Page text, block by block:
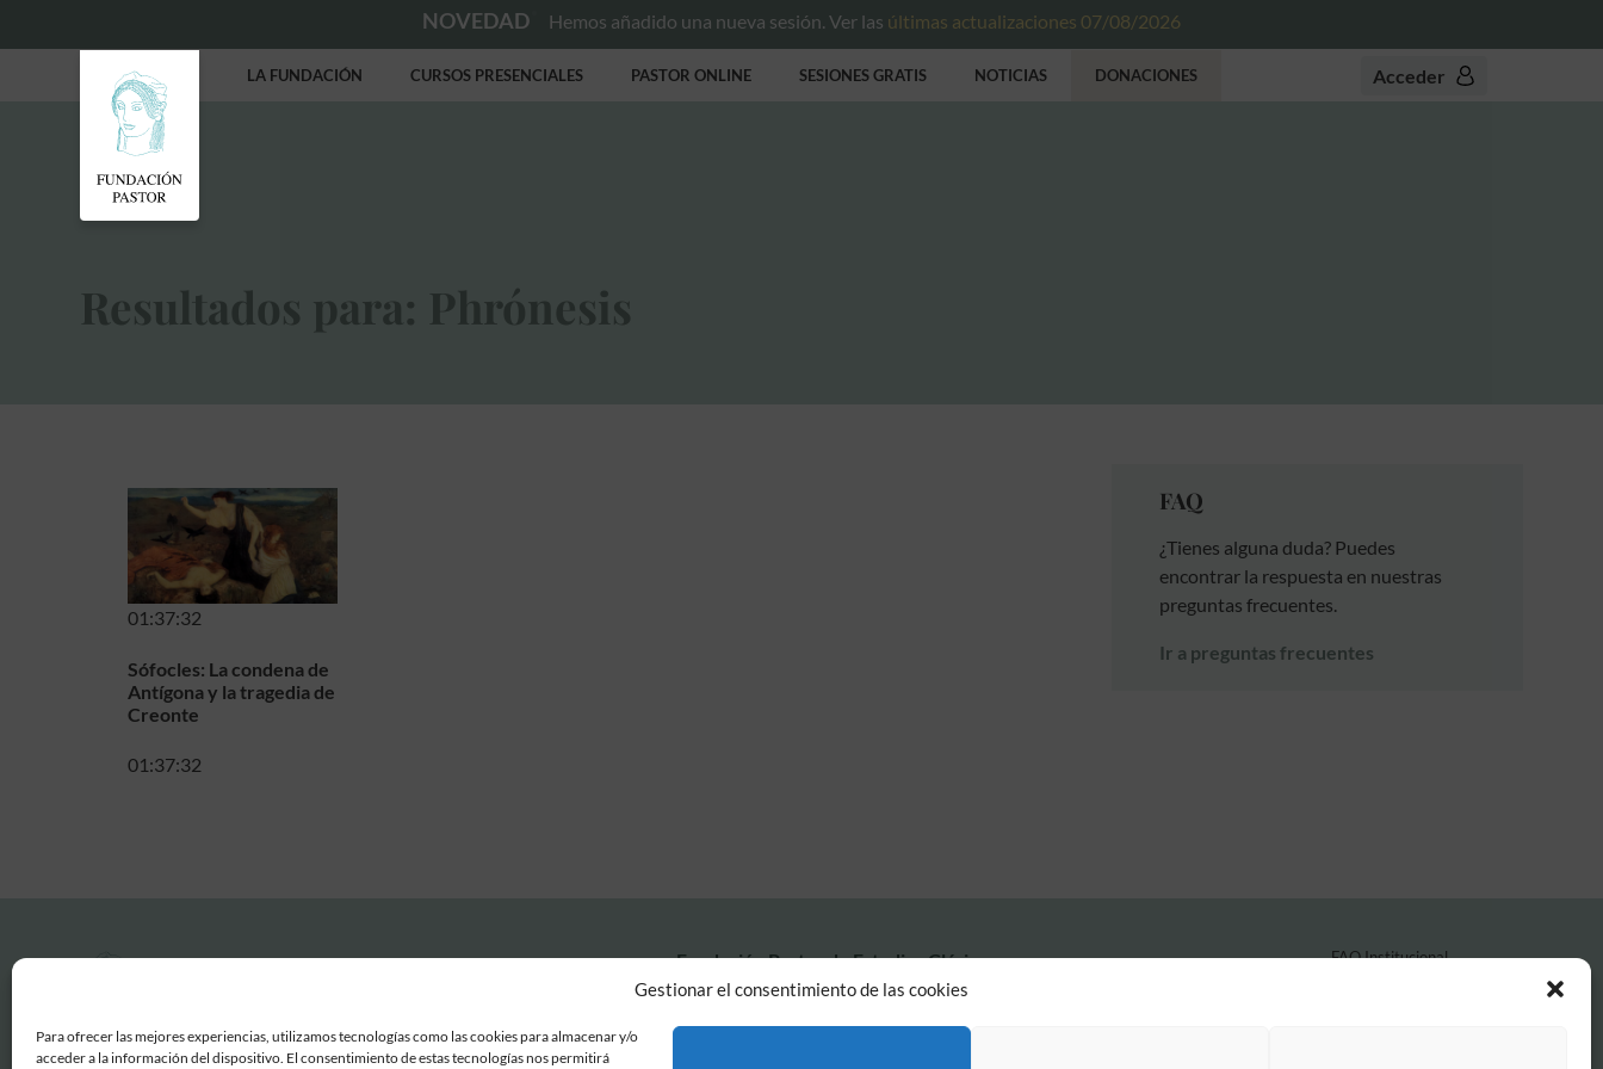
Gestionar el consentimiento de las cookies
Para ofrecer las mejores experiencias, utilizamos tecnologías como las cookies para almacenar y/o
acceder a la información del dispositivo. El consentimiento de estas tecnologías nos permitirá
NOVEDAD Hemos añadido una nueva sesión. Ver las últimas actualizaciones 07/08/2026
LA FUNDACIÓN CURSOS PRESENCIALES PASTOR ONLINE SESIONES GRATIS NOTICIAS DONACIONES Acceder
Resultados para: Phrónesis
01:37:32
Sófocles: La condena de
Antígona y la tragedia de
Creonte
01:37:32
FAQ
¿Tienes alguna duda? Puedes
encontrar la respuesta en nuestras
preguntas frecuentes.
Ir a preguntas frecuentes
Fundación Pastor de Estudios Clásicos
Calle Serrano, 107. Madrid, 28006.
FAQ Institucional